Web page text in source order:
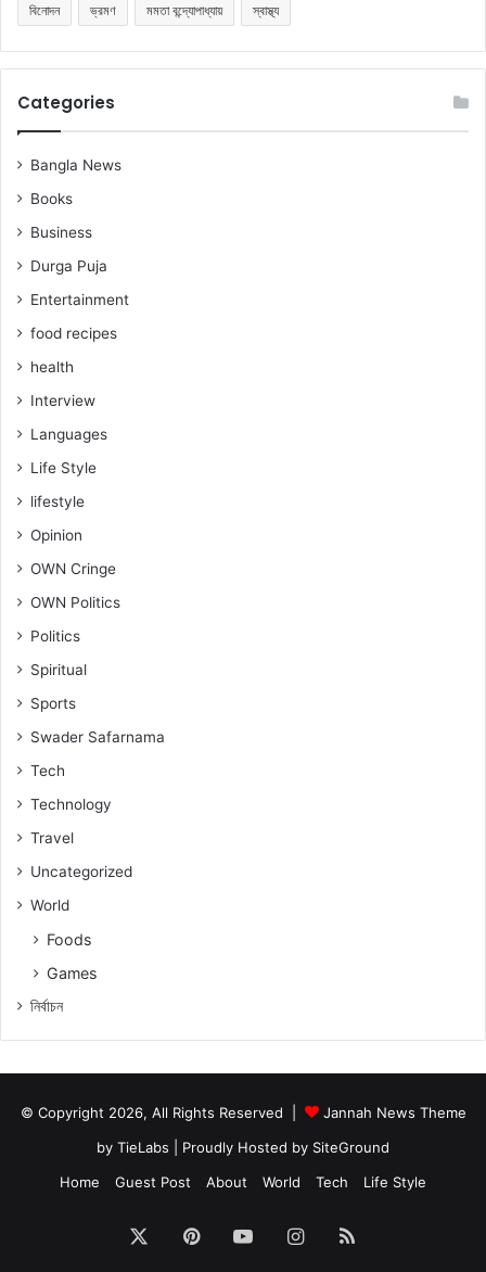
বিনোদন ভ্রমণ মমতা বন্দ্যোপাধ্যায় স্বাস্থ্য
Categories
Bangla News
Books
Business
Durga Puja
Entertainment
food recipes
health
Interview
Languages
Life Style
lifestyle
Opinion
OWN Cringe
OWN Politics
Politics
Spiritual
Sports
Swader Safarnama
Tech
Technology
Travel
Uncategorized
World
Foods
Games
নিৰ্বাচন
© Copyright 2026, All Rights Reserved |
Jannah News Theme
by TieLabs | Proudly Hosted by SiteGround
Home
Guest Post About World Tech Life Style
PinterestYouTubeInstagram